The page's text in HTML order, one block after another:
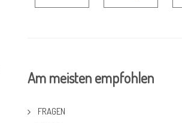
Am meisten empfohlen
FRAGEN